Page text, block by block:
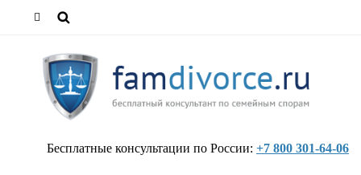
Бесплатные консультации по России: +7 800 301-64-06